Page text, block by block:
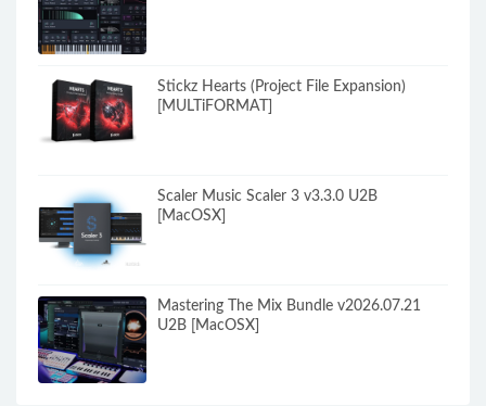
Stickz Hearts (Project File Expansion)
[MULTiFORMAT]
Scaler Music Scaler 3 v3.3.0 U2B
[MacOSX]
Mastering The Mix Bundle v2026.07.21
U2B [MacOSX]